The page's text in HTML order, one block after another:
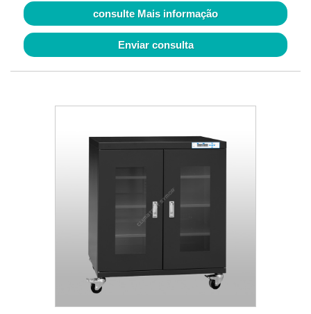
consulte Mais informação
Enviar consulta